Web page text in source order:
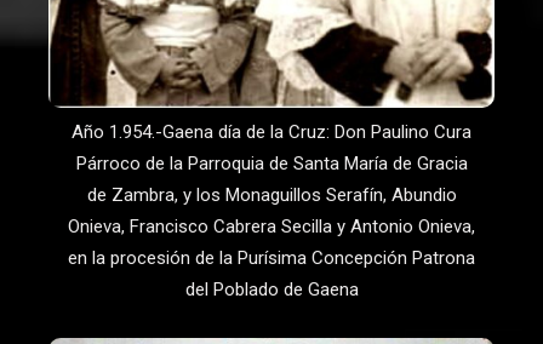
Año 1.954.-Gaena día de la Cruz: Don Paulino Cura
Párroco de la Parroquia de Santa María de Gracia
de Zambra, y los Monaguillos Serafín, Abundio
Onieva, Francisco Cabrera Secilla y Antonio Onieva,
en la procesión de la Purísima Concepción Patrona
del Poblado de Gaena